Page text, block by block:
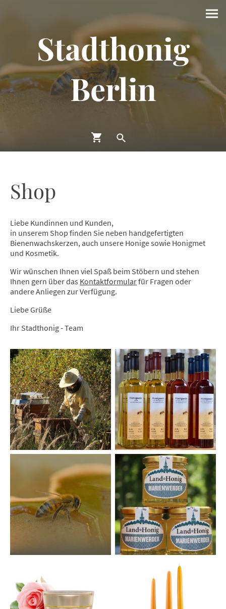
Stadthonig
Berlin
Shop
Liebe Kundinnen und Kunden,
in unserem Shop finden Sie neben handgefertigten
Bienenwachskerzen, auch unsere Honige sowie Honigmet
und Kosmetik.
Wir wünschen Ihnen viel Spaß beim Stöbern und stehen
Ihnen gern über das Kontaktformularfür Fragen oder
andere Anliegen zur Verfügung.
Liebe Grüße
Ihr Stadthonig - Team